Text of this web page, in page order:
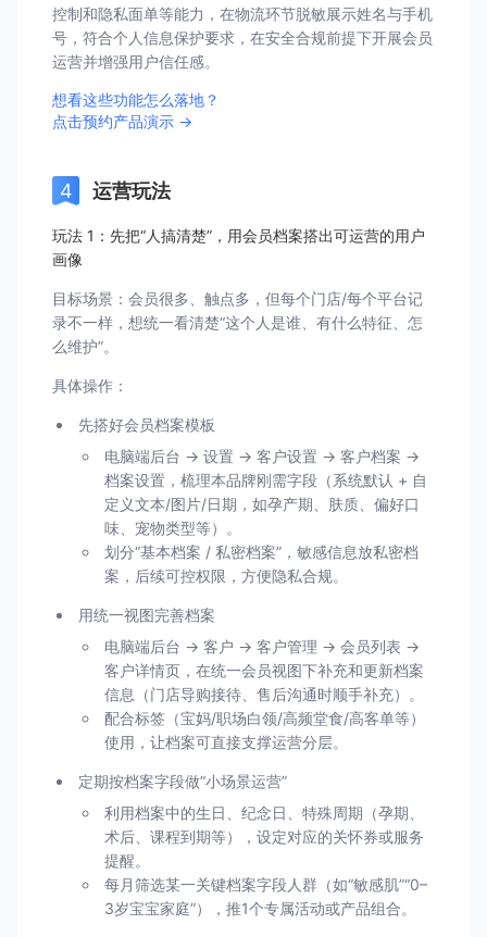
控制和隐私面单等能力，在物流环节脱敏展示姓名与手机
号，符合个人信息保护要求，在安全合规前提下开展会员
运营并增强用户信任感。
想看这些功能怎么落地？
点击预约产品演示 →
运营玩法
玩法 1：先把“人搞清楚”，用会员档案搭出可运营的用户
画像
目标场景：会员很多、触点多，但每个门店/每个平台记
录不一样，想统一看清楚“这个人是谁、有什么特征、怎
么维护”。
具体操作：
先搭好会员档案模板
电脑端后台 → 设置 → 客户设置 → 客户档案 →
档案设置，梳理本品牌刚需字段（系统默认 + 自
定义文本/图片/日期，如孕产期、肤质、偏好口
味、宠物类型等）。
划分“基本档案 / 私密档案”，敏感信息放私密档
案，后续可控权限，方便隐私合规。
用统一视图完善档案
电脑端后台 → 客户 → 客户管理 → 会员列表 →
客户详情页，在统一会员视图下补充和更新档案
信息（门店导购接待、售后沟通时顺手补充）。
配合标签（宝妈/职场白领/高频堂食/高客单等）
使用，让档案可直接支撑运营分层。
定期按档案字段做“小场景运营”
利用档案中的生日、纪念日、特殊周期（孕期、
术后、课程到期等），设定对应的关怀券或服务
提醒。
每月筛选某一关键档案字段人群（如“敏感肌”“0–
3岁宝宝家庭”），推1个专属活动或产品组合。